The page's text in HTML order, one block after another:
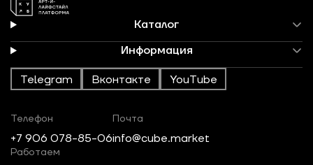
Каталог
Информация
Telegram Вконтакте YouTube
Телефон
+7 906 078-85-06
Почта
info@cube.market
Работаем